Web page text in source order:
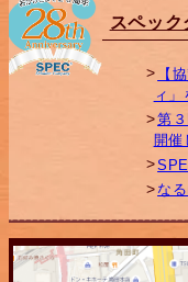
スペッ
【
ィ」
第
開催
な